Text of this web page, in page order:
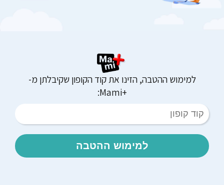
למימוש ההטבה, הזינו את קוד הקופון שקיבלתן מ-
+Mami:
למימוש ההטבה